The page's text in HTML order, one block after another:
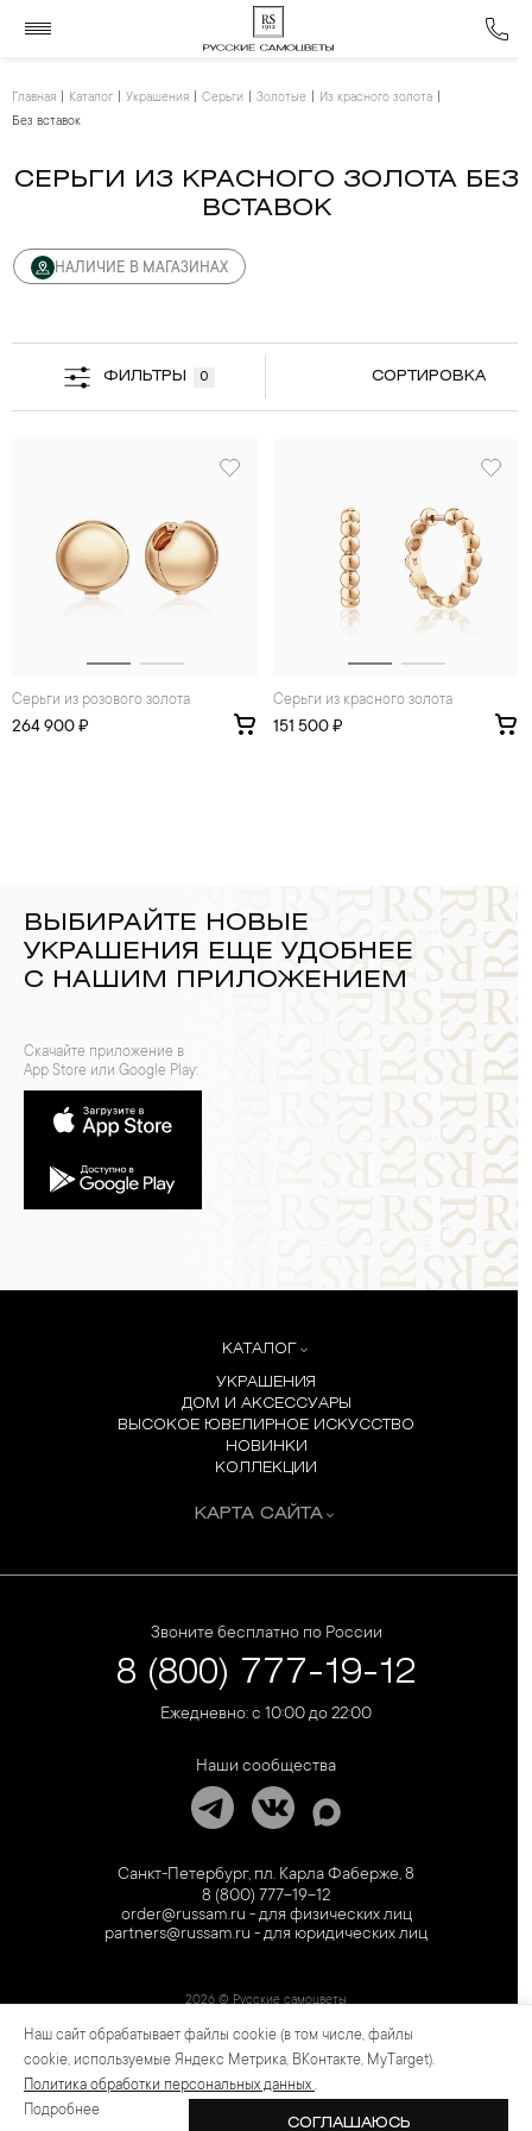
Главная Каталог Украшения Серьги Золотые
Из красного золота
Без вставок
СЕРЬГИ ИЗ КРАСНОГО ЗОЛОТА БЕЗ
ВСТАВОК
НАЛИЧИЕ В МАГАЗИНАХ
ФИЛЬТРЫ 0 СОРТИРОВКА
Серьги из розового золота
264 900 ₽
Серьги из красного золота
151 500 ₽
ВЫБИРАЙТЕ НОВЫЕ
УКРАШЕНИЯ ЕЩЕ УДОБНЕЕ
С НАШИМ ПРИЛОЖЕНИЕМ
Скачайте приложение в
App Store или Google Play:
КАТАЛОГ
УКРАШЕНИЯ
ДОМ И АКСЕССУАРЫ
ВЫСОКОЕ ЮВЕЛИРНОЕ ИСКУССТВО
НОВИНКИ
КОЛЛЕКЦИИ
КАРТА САЙТА
Звоните бесплатно по России
8 (800) 777-19-12
Ежедневно: с 10:00 до 22:00
Наши сообщества
Санкт-Петербург, пл. Карла Фаберже, 8
8 (800) 777-19-12
order@russam.ru - для физических лиц
partners@russam.ru - для юридических лиц
2026 © Русские самоцветы
Предложение не является публичной офертой. Цены на сайте и в розничной сети
могут отличаться. Информация на сайте о товаре носит рекламный характер и
расценивается как приглашение делать оферты на основании п.1 ст. 437
Гражданского кодекса РФ.
Наш сайт обрабатывает файлы cookie (в том числе, файлы
cookie, используемые Яндекс Метрика, ВКонтакте, MyTarget).
Политика обработки персональных данных .
Подробнее
СОГЛАШАЮСЬ